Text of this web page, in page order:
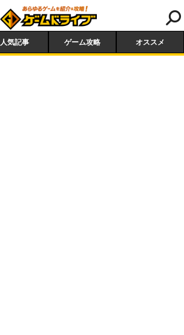
人気記事 ゲーム攻略 オススメ